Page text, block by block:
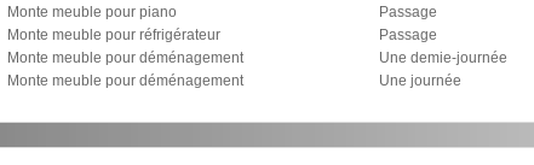
Monte meuble pour piano
Passage
Monte meuble pour réfrigérateur
Passage
Monte meuble pour déménagement
Une demie-journée
Monte meuble pour déménagement
Une journée